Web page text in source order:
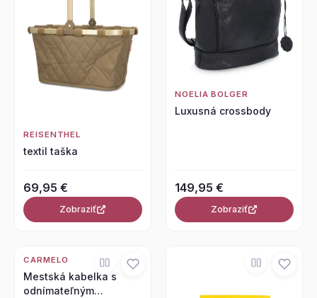
REISENTHEL
textil taška
69,95 €
Zobraziť
NOELIA BOLGER
Luxusná crossbody
149,95 €
Zobraziť
CARMELO
Mestská kabelka s
odnímateľným